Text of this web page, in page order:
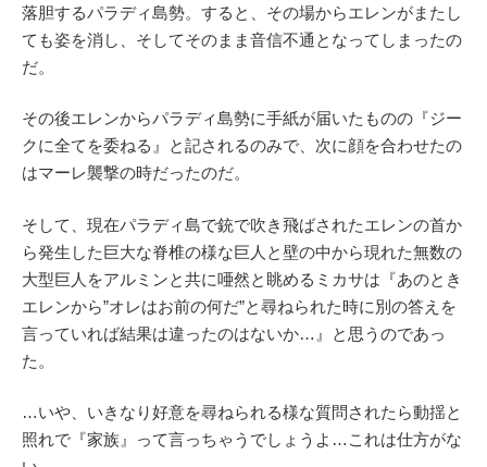
落胆するパラディ島勢。すると、その場からエレンがまたし
ても姿を消し、そしてそのまま音信不通となってしまったの
だ。
その後エレンからパラディ島勢に手紙が届いたものの『ジー
クに全てを委ねる』と記されるのみで、次に顔を合わせたの
はマーレ襲撃の時だったのだ。
そして、現在パラディ島で銃で吹き飛ばされたエレンの首か
ら発生した巨大な脊椎の様な巨人と壁の中から現れた無数の
大型巨人をアルミンと共に唖然と眺めるミカサは『あのとき
エレンから”オレはお前の何だ”と尋ねられた時に別の答えを
言っていれば結果は違ったのはないか…』と思うのであっ
た。
…いや、いきなり好意を尋ねられる様な質問されたら動揺と
照れで『家族』って言っちゃうでしょうよ…これは仕方がな